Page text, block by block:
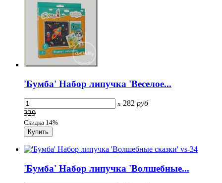
'Бумба' Набор липучка 'Веселое...
x 282 руб
329
Скидка 14%
'Бумба' Набор липучка 'Волшебные...